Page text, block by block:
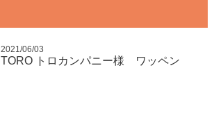
2021/06/03
TORO トロカンパニー様 ワッペン